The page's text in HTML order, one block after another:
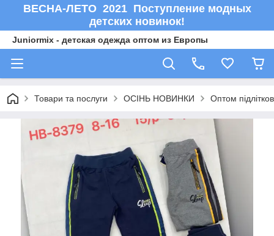
ВЕСНА-ЛЕТО 2021 Поступление модных
детских новинок!
Juniormix - детская одежда оптом из Европы
Товари та послуги ОСIНЬ НОВИНКИ Оптом